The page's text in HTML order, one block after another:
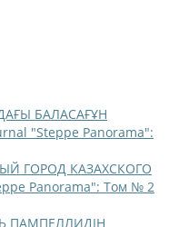
БАЛАСАҒҰН
"Steppe Panorama":
ГОРОД КАЗАХСКОГО
Panorama": Том № 2
ПАМПЕЛЛИДІҢ